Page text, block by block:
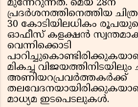
മുന്നേറുന്നത്. മെയ് 28ന്
പ്രദർശനത്തിനെത്തിയ
30 കോടിയിലധികം
ഓഫീസ് കളക്ഷൻ
വെന്നിക്കൊടി
മികച്ച വിജയത്തിനിടയിലും
അണിയറപ്രവർത്തകർക്ക്
മാധ്യമ ഇടപെടലുകൾ.